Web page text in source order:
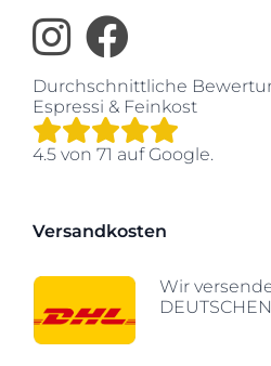
Durchschnittliche
Espressi & Feinkost
4.5 von 71 auf Google.
Versandkosten
Wir